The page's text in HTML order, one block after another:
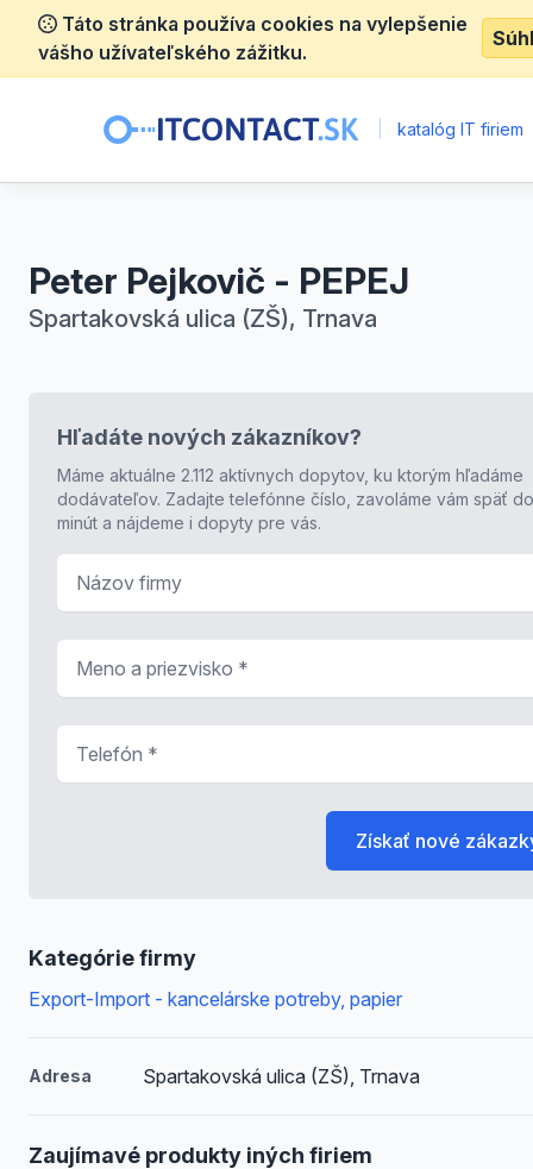
Táto stránka používa cookies na vylepšenie
vášho užívateľského zážitku.
katalóg IT firiem
Peter Pejkovič - PEPEJ
Spartakovská ulica (ZŠ), Trnava
Kategórie firmy
Export-Import - kancelárske potreby, papier
Adresa Spartakovská ulica (ZŠ), Trnava
Zaujímavé produkty iných firiem
Hľadáte nových zákazníkov?
Máme aktuálne 2.112 aktívnych dopytov, ku ktorým hľadáme
dodávateľov. Zadajte telefónne číslo, zavoláme vám späť
minút a nájdeme i dopyty pre vás.
Získať nové